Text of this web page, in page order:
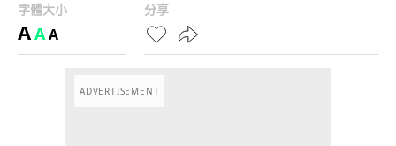
字體大小
AAA
分享
ADVERTISEMENT